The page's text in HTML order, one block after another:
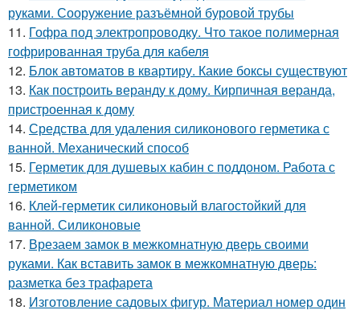
руками. Сооружение разъёмной буровой трубы
11. Гофра под электропроводку. Что такое полимерная
гофрированная труба для кабеля
12. Блок автоматов в квартиру. Какие боксы существуют
13. Как построить веранду к дому. Кирпичная веранда,
пристроенная к дому
14. Средства для удаления силиконового герметика с
ванной. Механический способ
15. Герметик для душевых кабин с поддоном. Работа с
герметиком
16. Клей-герметик силиконовый влагостойкий для
ванной. Силиконовые
17. Врезаем замок в межкомнатную дверь своими
руками. Как вставить замок в межкомнатную дверь:
разметка без трафарета
18. Изготовление садовых фигур. Материал номер один